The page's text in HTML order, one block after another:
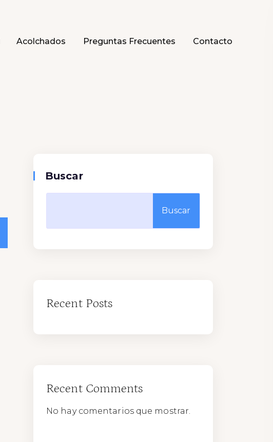
Acolchados Preguntas Frecuentes
Contacto
Buscar
Buscar
Recent Posts
Recent Comments
No hay comentarios que mostrar.